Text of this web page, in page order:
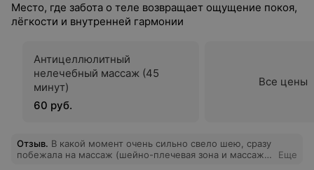
Место, где забота о теле возвращает ощущение покоя,
лёгкости и внутренней гармонии
Антицеллюлитный
нелечебный массаж (45
минут)
60 руб.
Все цены
Отзыв. В какой момент очень сильно свело шею, сразу
побежала на массаж (шейно-плечевая зона и массаж
Еще